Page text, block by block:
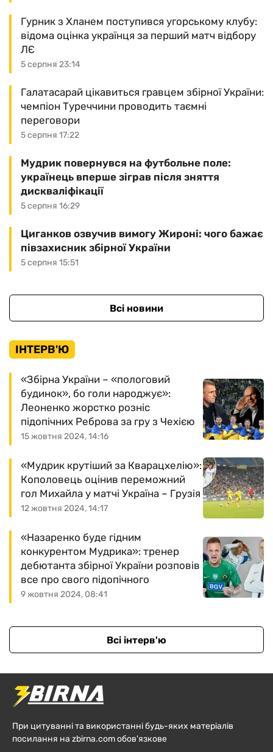
5 серпня 23:14
Гурник з Хланем поступився угорському клубу:
відома оцінка українця за перший матч відбору
ЛЄ
5 серпня 17:22
Галатасарай цікавиться гравцем збірної України:
чемпіон Туреччини проводить таємні
переговори
5 серпня 16:29
Мудрик повернувся на футбольне поле:
українець вперше зіграв після зняття
дискваліфікації
5 серпня 15:51
Циганков озвучив вимогу Жироні: чого бажає
півзахисник збірної України
Всі новини
ІНТЕРВ'Ю
15 жовтня 2024, 14:16
«Збірна України – «пологовий
будинок», бо голи народжує»:
Леоненко жорстко розніс
підопічних Реброва за гру з Чехією
12 жовтня 2024, 14:17
«Мудрик крутіший за Кварацхелію»:
Кополовець оцінив переможний
гол Михайла у матчі Україна – Грузія
9 жовтня 2024, 08:41
«Назаренко буде гідним
конкурентом Мудрика»: тренер
дебютанта збірної України розповів
все про свого підопічного
Всі інтерв'ю
При цитуванні та використанні будь-яких матеріалів
посилання на zbirna.com обов'язкове